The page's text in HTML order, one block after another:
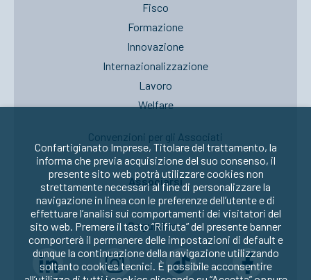
Fisco
Formazione
Innovazione
Internazionalizzazione
Lavoro
Welfare
Convenzioni per gli Associati
Associarsi
Seguici su:
Confartigianato Imprese, Titolare del trattamento, la
informa che previa acquisizione del suo consenso, il
presente sito web potrà utilizzare cookies non
strettamente necessari al fine di personalizzare la
navigazione in linea con le preferenze dell’utente e di
effettuare l’analisi sui comportamenti dei visitatori del
sito web. Premere il tasto “Rifiuta” del presente banner
comporterà il permanere delle impostazioni di default e
dunque la continuazione della navigazione utilizzando
soltanto cookies tecnici. È possibile acconsentire